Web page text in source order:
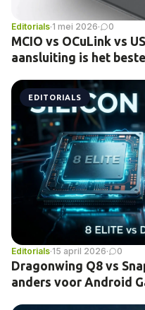
Editorials·1 mei 2026· 0
MCIO vs OCuLink vs
aansluiting is het
EDITORIALS
Editorials·15 april 2026· 0
Dragonwing Q8 vs
anders voor Android